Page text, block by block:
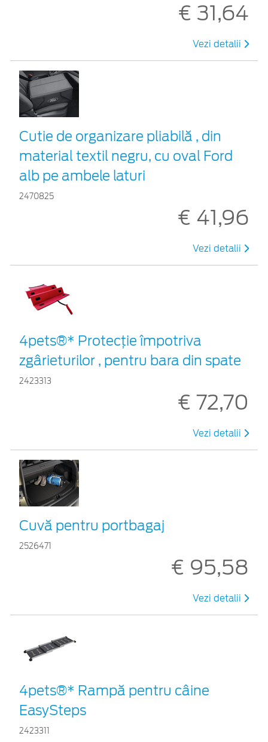
€ 31,64
Vezi detalii
Cutie de organizare pliabilă , din
material textil negru, cu oval Ford
alb pe ambele laturi
2470825
€ 41,96
Vezi detalii
4pets®* Protecție împotriva
zgârieturilor , pentru bara din spate
2423313
€ 72,70
Vezi detalii
Cuvă pentru portbagaj
2526471
€ 95,58
Vezi detalii
4pets®* Rampă pentru câine
EasySteps
2423311